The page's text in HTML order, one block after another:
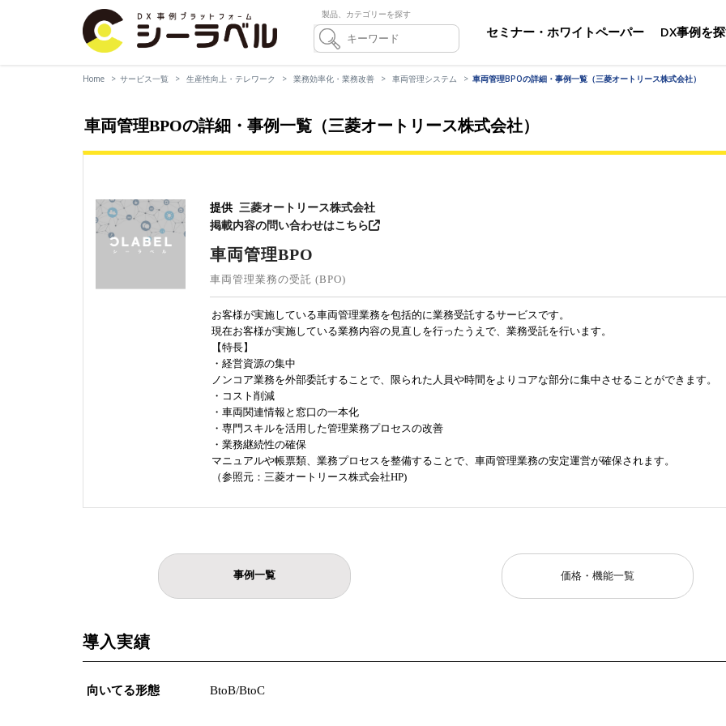
製品、カテゴリーを探す
セミナー・ホワイトペーパー DX事例を
Home サービス一覧 生産性向上・テレワーク 業務効率化・業務改善 車両管理システム 車両管理BPOの詳細・事例一覧（三菱オートリース株式会社）
車両管理BPOの詳細・事例一覧（三菱オートリース株式会社）
提供 三菱オートリース株式会社
掲載内容の問い合わせはこちら
車両管理BPO
車両管理業務の受託 (BPO)
お客様が実施している車両管理業務を包括的に業務受託するサービスです。
現在お客様が実施している業務内容の見直しを行ったうえで、業務受託を行います。
【特長】
・経営資源の集中
ノンコア業務を外部委託することで、限られた人員や時間をよりコアな部分に集中させることができます。
・コスト削減
・車両関連情報と窓口の一本化
・専門スキルを活用した管理業務プロセスの改善
・業務継続性の確保
マニュアルや帳票類、業務プロセスを整備することで、車両管理業務の安定運営が確保されます。
（参照元：三菱オートリース株式会社HP)
事例一覧 価格・機能一覧
導入実績
向いてる形態 BtoB/BtoC